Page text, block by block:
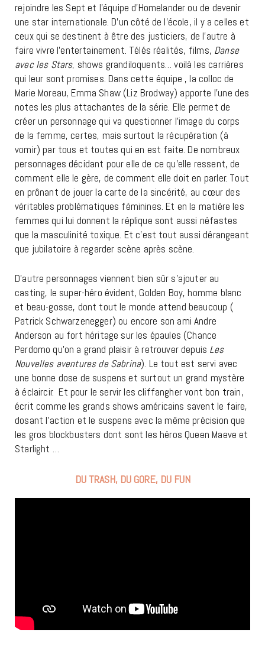
rejoindre les Sept et l’équipe d’Homelander ou de devenir
une star internationale. D’un côté de l’école, il y a celles et
ceux qui se destinent à être des justiciers, de l’autre à
faire vivre l’entertainement. Télés réalités, films, Danse
avec les Stars, shows grandiloquents… voilà les carrières
qui leur sont promises. Dans cette équipe , la colloc de
Marie Moreau, Emma Shaw (Liz Brodway) apporte l’une des
notes les plus attachantes de la série. Elle permet de
créer un personnage qui va questionner l’image du corps
de la femme, certes, mais surtout la récupération (à
vomir) par tous et toutes qui en est faite. De nombreux
personnages décidant pour elle de ce qu’elle ressent, de
comment elle le gère, de comment elle doit en parler. Tout
en prônant de jouer la carte de la sincérité, au cœur des
véritables problématiques féminines. Et en la matière les
femmes qui lui donnent la réplique sont aussi néfastes
que la masculinité toxique. Et c’est tout aussi dérangeant
que jubilatoire à regarder scène après scène.
D’autre personnages viennent bien sûr s’ajouter au
casting, le super-héro évident, Golden Boy, homme blanc
et beau-gosse, dont tout le monde attend beaucoup (
Patrick Schwarzenegger) ou encore son ami Andre
Anderson au fort héritage sur les épaules (Chance
Perdomo qu’on a grand plaisir à retrouver depuis Les
Nouvelles aventures de Sabrina). Le tout est servi avec
une bonne dose de suspens et surtout un grand mystère
à éclaircir. Et pour le servir les cliffangher vont bon train,
écrit comme les grands shows américains savent le faire,
dosant l’action et le suspens avec la même précision que
les gros blockbusters dont sont les héros Queen Maeve et
Starlight …
DU TRASH, DU GORE, DU FUN